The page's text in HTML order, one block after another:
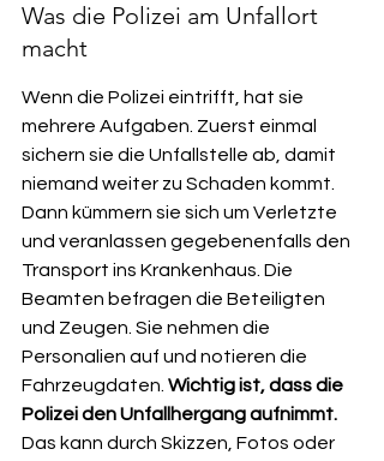
Was die Polizei am Unfallort
macht
Wenn die Polizei eintrifft, hat sie
mehrere Aufgaben. Zuerst einmal
sichern sie die Unfallstelle ab, damit
niemand weiter zu Schaden kommt.
Dann kümmern sie sich um Verletzte
und veranlassen gegebenenfalls den
Transport ins Krankenhaus. Die
Beamten befragen die Beteiligten
und Zeugen. Sie nehmen die
Personalien auf und notieren die
Fahrzeugdaten. Wichtig ist, dass die
Polizei den Unfallhergang aufnimmt.
Das kann durch Skizzen, Fotos oder